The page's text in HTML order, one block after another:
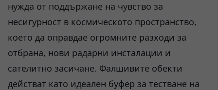
нужда от поддържане на чувство за
несигурност в космическото пространство,
което да оправдае огромните разходи за
отбрана, нови радарни инсталации и
сателитно засичане. Фалшивите обекти
действат като идеален буфер за тестване на